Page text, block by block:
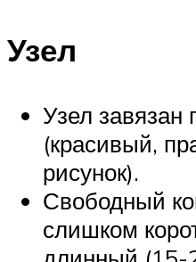
Узел
Узел завязан
(красивый,
рисунок).
Свободный
слишком